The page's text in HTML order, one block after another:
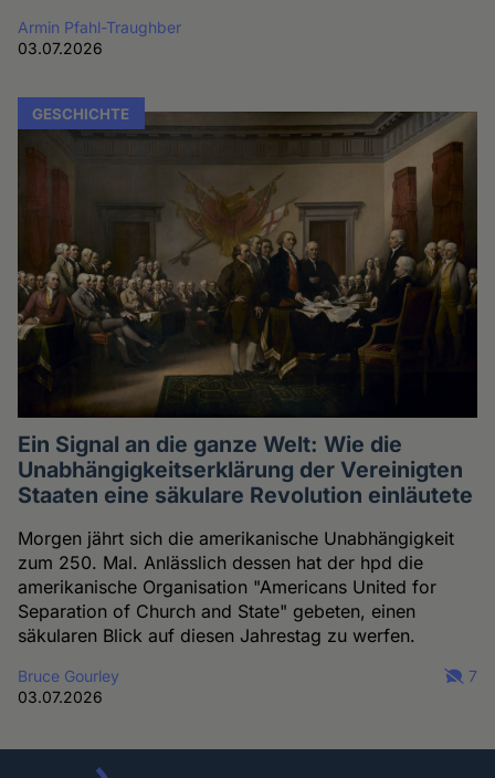
Armin Pfahl-Traughber
03.07.2026
GESCHICHTE
Ein Signal an die ganze Welt: Wie die
Unabhängigkeitserklärung der Vereinigten
Staaten eine säkulare Revolution einläutete
Morgen jährt sich die amerikanische Unabhängigkeit
zum 250. Mal. Anlässlich dessen hat der hpd die
amerikanische Organisation "Americans United for
Separation of Church and State" gebeten, einen
säkularen Blick auf diesen Jahrestag zu werfen.
Bruce Gourley
03.07.2026
7